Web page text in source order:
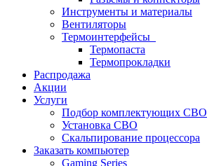
Инструменты и материалы
Вентиляторы
Термоинтерфейсы
Термопаста
Термопрокладки
Распродажа
Акции
Услуги
Подбор комплектующих СВО
Установка СВО
Скальпирование процессора
Заказать компьютер
Gaming Series